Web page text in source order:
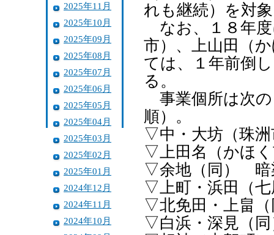
2025年11月
2025年10月
2025年09月
2025年08月
2025年07月
2025年06月
2025年05月
2025年04月
2025年03月
2025年02月
2025年01月
2024年12月
2024年11月
2024年10月
れも継続）を対
なお、１８年度
市）、上山田（
ては、１年前倒
る。
事業個所は次の
順）。
▽中・大坊（珠
▽上田名（かほ
▽余地（同） 暗
▽上町・浜田（
▽北免田・上畠
▽白浜・深見（